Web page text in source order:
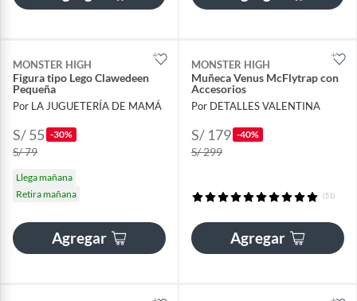
MONSTER HIGH
Figura tipo Lego Clawedeen
Pequeña
Por LA JUGUETERÍA DE MAMÁ
S/ 55 -30%
S/ 79
Llega mañana
Retira mañana
Agregar
MONSTER HIGH
Muñeca Venus McFlytrap con
Accesorios
Por DETALLES VALENTINA
S/ 179 -40%
S/ 299
(51)
Agregar